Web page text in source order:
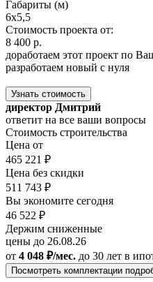
Габариты (м)
6x5,5
Стоимость проекта от:
8 400 р.
доработаем этот проект по
разработаем новый с нуля
Узнать стоимость
директор Дмитрий
ответит на все ваши вопросы
Стоимость строительства
Цена от
465 221 ₽
Цена без скидки
511 743 ₽
Вы экономите сегодня
46 522 ₽
Держим сниженные
цены до 26.08.26
от 4 048 ₽/мес. до 30 лет в
Посмотреть комплектации